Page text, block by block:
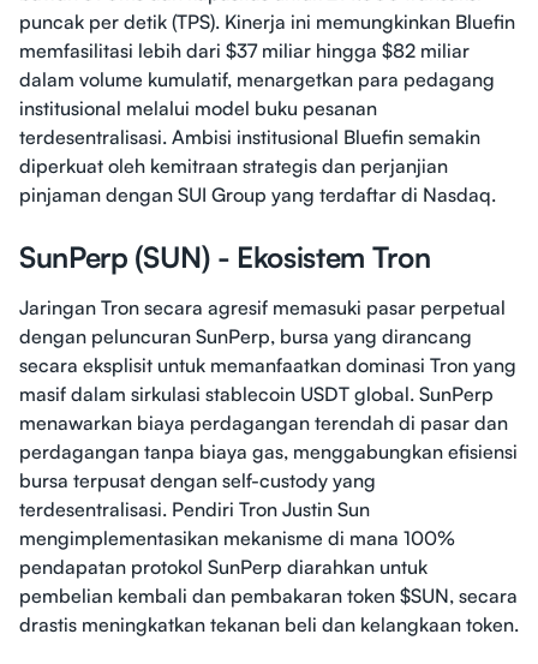
puncak per detik (TPS). Kinerja ini memungkinkan Bluefin
memfasilitasi lebih dari $37 miliar hingga $82 miliar
dalam volume kumulatif, menargetkan para pedagang
institusional melalui model buku pesanan
terdesentralisasi. Ambisi institusional Bluefin semakin
diperkuat oleh kemitraan strategis dan perjanjian
pinjaman dengan SUI Group yang terdaftar di Nasdaq.
SunPerp (SUN) - Ekosistem Tron
Jaringan Tron secara agresif memasuki pasar perpetual
dengan peluncuran SunPerp, bursa yang dirancang
secara eksplisit untuk memanfaatkan dominasi Tron yang
masif dalam sirkulasi stablecoin USDT global. SunPerp
menawarkan biaya perdagangan terendah di pasar dan
perdagangan tanpa biaya gas, menggabungkan efisiensi
bursa terpusat dengan self-custody yang
terdesentralisasi. Pendiri Tron Justin Sun
mengimplementasikan mekanisme di mana 100%
pendapatan protokol SunPerp diarahkan untuk
pembelian kembali dan pembakaran token $SUN, secara
drastis meningkatkan tekanan beli dan kelangkaan token.